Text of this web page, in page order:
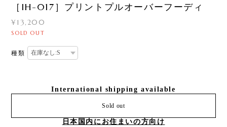
［IH-017］プリントプルオーバーフーディ
¥13,200
SOLD OUT
種類
International shipping available
Sold out
日本国内にお住まいの方向け